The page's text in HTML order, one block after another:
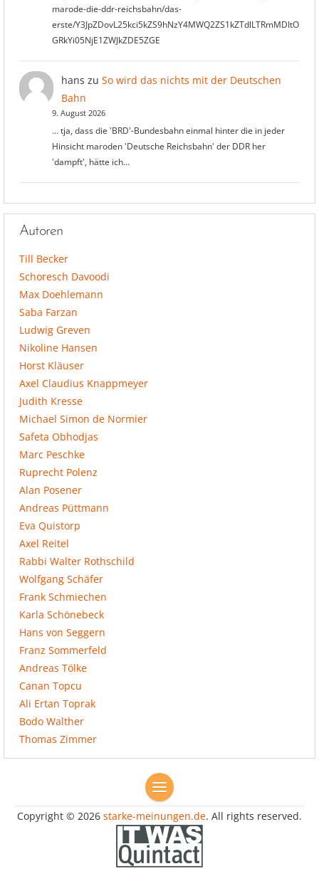
marode-die-ddr-reichsbahn/das-
erste/Y3JpZDovL25kci5kZS9hNzY4MWQ2ZS1kZTdlLTRmMDItO
GRkYi05NjE1ZWJkZDE5ZGE
hans zu So wird das nichts mit der Deutschen
Bahn
9. August 2026
… tja, dass die 'BRD'-Bundesbahn einmal hinter die in jeder
Hinsicht maroden 'Deutsche Reichsbahn' der DDR her
'dampft', hätte ich…
Autoren
Till Becker
Schoresch Davoodi
Max Doehlemann
Saba Farzan
Ludwig Greven
Nikoline Hansen
Horst Kläuser
Axel Claudius Knappmeyer
Judith Kresse
Michael Simon de Normier
Safeta Obhodjas
Marc Peschke
Ruprecht Polenz
Alan Posener
Andreas Püttmann
Eva Quistorp
Axel Reitel
Rabbi Walter Rothschild
Wolfgang Schäfer
Frank Schmiechen
Karla Schönebeck
Hans von Seggern
Franz Sommerfeld
Andreas Tölke
Canan Topcu
Ali Ertan Toprak
Bodo Walther
Thomas Zimmer
Copyright © 2026 starke-meinungen.de. All rights reserved.